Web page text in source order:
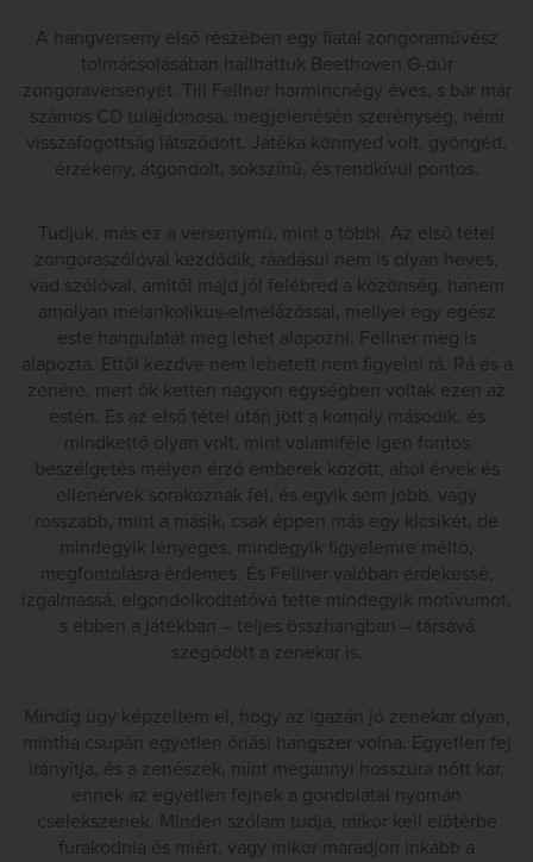
A hangverseny első részében egy fiatal zongoraművész
tolmácsolásában hallhattuk Beethoven G-dúr
zongoraversenyét. Till Fellner harmincnégy éves, s bár már
számos CD tulajdonosa, megjelenésén szerénység, némi
visszafogottság látszódott. Játéka könnyed volt, gyöngéd,
érzékeny, átgondolt, sokszínű, és rendkívül pontos.
Tudjuk, más ez a versenymű, mint a többi. Az első tétel
zongoraszólóval kezdődik, ráadásul nem is olyan heves,
vad szólóval, amitől majd jól felébred a közönség, hanem
amolyan melankolikus-elmélázóssal, mellyel egy egész
este hangulatát meg lehet alapozni. Fellner meg is
alapozta. Ettől kezdve nem lehetett nem figyelni rá. Rá és a
zenére, mert ők ketten nagyon egységben voltak ezen az
estén. És az első tétel után jött a komoly második, és
mindkettő olyan volt, mint valamiféle igen fontos
beszélgetés mélyen érző emberek között, ahol érvek és
ellenérvek sorakoznak fel, és egyik sem jobb, vagy
rosszabb, mint a másik, csak éppen más egy kicsikét, de
mindegyik lényeges, mindegyik figyelemre méltó,
megfontolásra érdemes. És Fellner valóban érdekessé,
izgalmassá, elgondolkodtatóvá tette mindegyik motívumot,
s ebben a játékban – teljes összhangban – társává
szegődött a zenekar is.
Mindig úgy képzeltem el, hogy az igazán jó zenekar olyan,
mintha csupán egyetlen óriási hangszer volna. Egyetlen fej
irányítja, és a zenészek, mint megannyi hosszúra nőtt kar,
ennek az egyetlen fejnek a gondolatai nyomán
cselekszenek. Minden szólam tudja, mikor kell előtérbe
furakodnia és miért, vagy mikor maradjon inkább a